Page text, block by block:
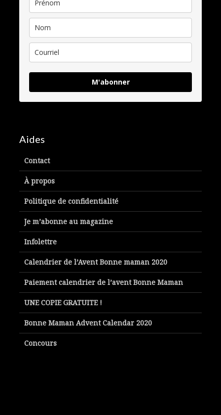
M'abonner
Aides
Contact
À propos
Politique de confidentialité
Je m’abonne au magazine
Infolettre
Calendrier de l’Avent Bonne maman 2020
Paiement calendrier de l’avent Bonne Maman
UNE COPIE GRATUITE !
Bonne Maman Advent Calendar 2020
Concours